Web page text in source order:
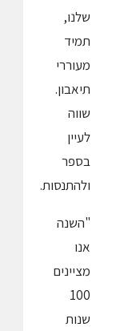
שלנו,
תמיד
מעוררי
תיאבון.
שווה
לעיין
בספר
ולהתנסות.
"השנה
אנו
מציינים
100
שנות